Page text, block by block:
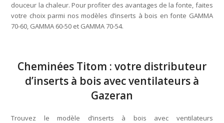
douceur la chaleur. Pour profiter des avantages de la fonte, faites
votre choix parmi nos modèles d’inserts à bois en fonte GAMMA
70-60, GAMMA 60-50 et GAMMA 70-54.
Cheminées Titom : votre distributeur
d’inserts à bois avec ventilateurs à
Gazeran
Trouvez le modèle d’inserts à bois avec ventilateurs